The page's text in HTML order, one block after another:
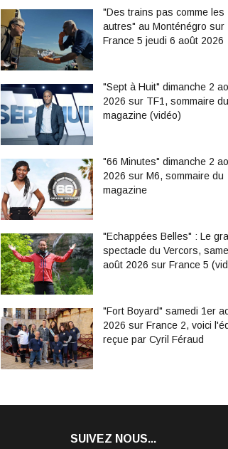
"Des trains pas comme les
autres" au Monténégro sur
France 5 jeudi 6 août 2026
"Sept à Huit" dimanche 2
2026 sur TF1, sommaire du
magazine (vidéo)
"66 Minutes" dimanche 2
2026 sur M6, sommaire du
magazine
"Echappées Belles" : Le
spectacle du Vercors,
août 2026 sur France 5
"Fort Boyard" samedi 1er
2026 sur France 2, voici
reçue par Cyril Féraud
SUIVEZ NOUS...